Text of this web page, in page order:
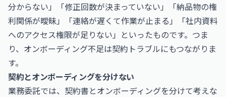
分からない」「修正回数が決まっていない」「納品物の権
利関係が曖昧」「連絡が遅くて作業が止まる」「社内資料
へのアクセス権限が足りない」といったものです。つま
り、オンボーディング不足は契約トラブルにもつながりま
す。
契約とオンボーディングを分けない
業務委託では、契約書とオンボーディングを分けて考えな